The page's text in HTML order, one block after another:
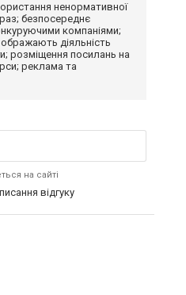
ненормативної
безпосереднє
компаніями;
діяльність
розміщення посилань на
реклама та
на сайті
відгуку